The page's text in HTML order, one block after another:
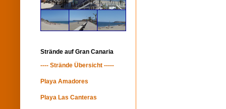
Strände auf Gran Canaria
---- Strände Übersicht -----
Playa Amadores
Playa Las Canteras